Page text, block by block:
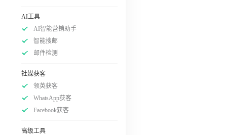
AI工具
AI智能营销助手
智能搜邮
邮件检测
社媒获客
领英获客
WhatsApp获客
Facebook获客
高级工具